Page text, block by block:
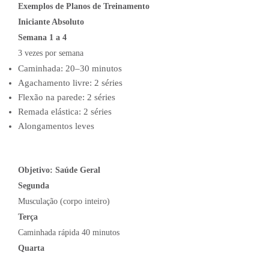
Exemplos de Planos de Treinamento
Iniciante Absoluto
Semana 1 a 4
3 vezes por semana
Caminhada: 20–30 minutos
Agachamento livre: 2 séries
Flexão na parede: 2 séries
Remada elástica: 2 séries
Alongamentos leves
Objetivo: Saúde Geral
Segunda
Musculação (corpo inteiro)
Terça
Caminhada rápida 40 minutos
Quarta